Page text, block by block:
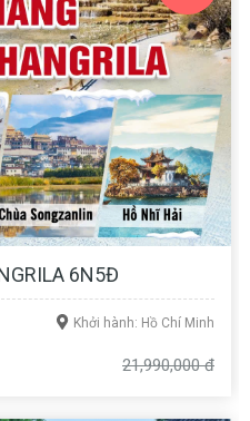
6N5Đ
Khởi hành: Hồ Chí Minh
21,990,000 đ